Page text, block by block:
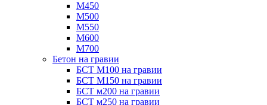
М450
М500
М550
М600
М700
Бетон на гравии
БСТ М100 на гравии
БСТ М150 на гравии
БСТ м200 на гравии
БСТ м250 на гравии